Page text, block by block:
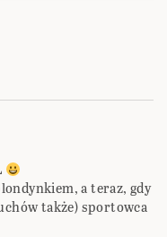
a teraz, gdy
także) sportowca